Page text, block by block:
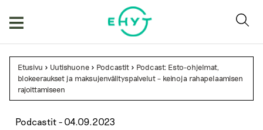
Etusivu > Uutishuone > Podcastit > Podcast: Esto-ohjelmat,
blokeeraukset ja maksujenvälityspalvelut – keinoja rahapelaamisen
rajoittamiseen
Podcastit - 04.09.2023